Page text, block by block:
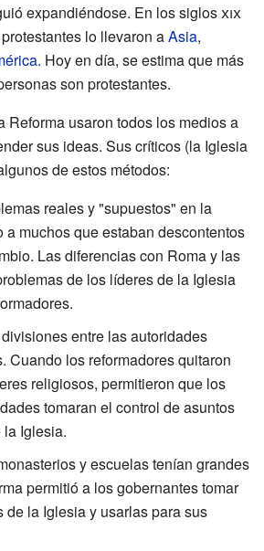
expandiéndose. En los siglosxix
lo llevaron aAsia,
. Hoy en día, se estima que más
son protestantes.
Reforma usaron todos los medios a
sus ideas. Sus críticos (la Iglesia
de estos métodos:
reales y "supuestos" en la
a muchos que estaban descontentos
Las diferencias con Roma y las
de los líderes de la Iglesia
entre las autoridades
Cuando los reformadores quitaron
religiosos, permitieron que los
tomaran el control de asuntos
Iglesia.
y escuelas tenían grandes
permitió a los gobernantes tomar
de la Iglesia y usarlas para sus